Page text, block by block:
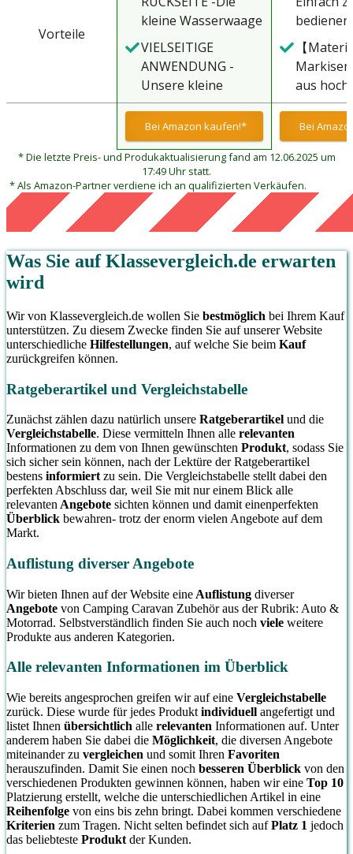
Vorteile
kleine Wasserwaage
lässt sich dank des
90g Starken
Magneten schnell
ihrem Caravan oder
gewünschten
Gegenstand
anbringen ohne zu
verrutschen.
VIELSEITIGE
ANWENDUNG -
Unsere kleine
Wasserwaage
eignet sich nicht nur
perfekt als
anhänger zubehör
zur Ausrichtung mit
Hilfe von
Auffahrkeile für
Wohnmobil oder als
camping zubehör,
sondern auch für
im Haushalt und
Werkstatt.
kann
die RV-
gleiten,
können
etwas an
Zeit in
nehmen.
【
aus
Metall
robust,
zu
bequem
Bei Amazon kaufen!* Bei
* Die letzte Preis- und Produkaktualisierung fand am 12.06.2025 um
17:49 Uhr statt.
* Als Amazon-Partner verdiene ich an qualifizierten Verkäufen.
Was Sie aufKlassevergleich.de erwarten
wird
Wir von Klassevergleich.de wollen Sie bestmöglich bei Ihrem Kauf
unterstützen. Zu diesem Zwecke finden Sie auf unserer Website
unterschiedliche Hilfestellungen, auf welche Sie beim Kauf
zurückgreifen können.
Ratgeberartikel und Vergleichstabelle
Zunächst zählen dazu natürlich unsere Ratgeberartikel und die
Vergleichstabelle. Diese vermitteln Ihnen alle relevanten
Informationen zu dem von Ihnen gewünschten Produkt, sodass Sie
sich sicher sein können, nach der Lektüre der Ratgeberartikel
bestens informiert zu sein. Die Vergleichstabelle stellt dabei den
perfekten Abschluss dar, weil Sie mit nur einem Blick alle
relevanten Angebote sichten können und damit einenperfekten
Überblick bewahren- trotz der enorm vielen Angebote auf dem
Markt.
Auflistung diverser Angebote
Wir bieten Ihnen auf der Website eine Auflistung diverser
Angebote von Camping Caravan Zubehör aus der Rubrik: Auto &
Motorrad. Selbstverständlich finden Sie auch noch viele weitere
Produkte aus anderen Kategorien.
Alle relevanten Informationen im Überblick
Wie bereits angesprochen greifen wir auf eine Vergleichstabelle
zurück. Diese wurde für jedes Produkt individuell angefertigt und
listet Ihnen übersichtlich alle relevanten Informationen auf. Unter
anderem haben Sie dabei die Möglichkeit, die diversen Angebote
miteinander zu vergleichen und somit Ihren Favoriten
herauszufinden. Damit Sie einen noch besseren Überblick von den
verschiedenen Produkten gewinnen können, haben wir eine Top 10
Platzierung erstellt, welche die unterschiedlichen Artikel in eine
Reihenfolge von eins bis zehn bringt. Dabei kommen verschiedene
Kriterien zum Tragen. Nicht selten befindet sich aufPlatz 1 jedoch
das beliebteste Produkt der Kunden.